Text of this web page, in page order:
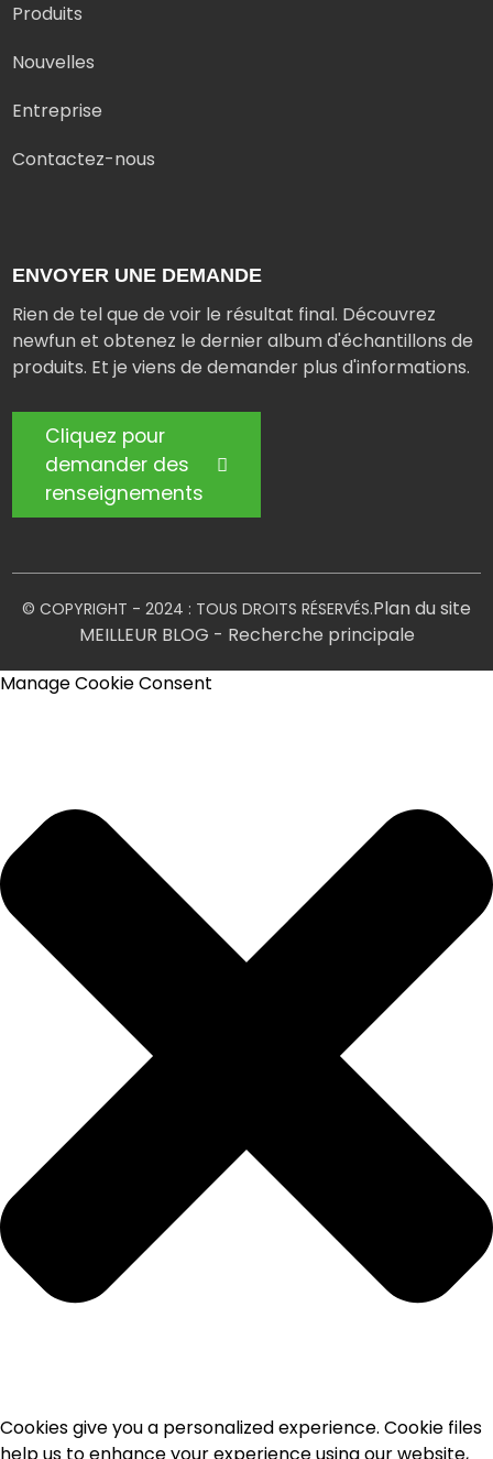
Produits
Nouvelles
Entreprise
Contactez-nous
ENVOYER UNE DEMANDE
Rien de tel que de voir le résultat final. Découvrez
newfun et obtenez le dernier album d'échantillons de
produits. Et je viens de demander plus d'informations.
Cliquez pour
demander des
renseignements
© COPYRIGHT - 2024 : TOUS DROITS RÉSERVÉS.Plan du site
MEILLEUR BLOG - Recherche principale
Manage Cookie Consent
Cookies give you a personalized experience. Cookie files
help us to enhance your experience using our website,